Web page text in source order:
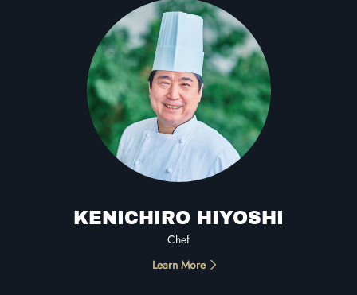
KENICHIRO HIYOSHI
Chef
Learn More